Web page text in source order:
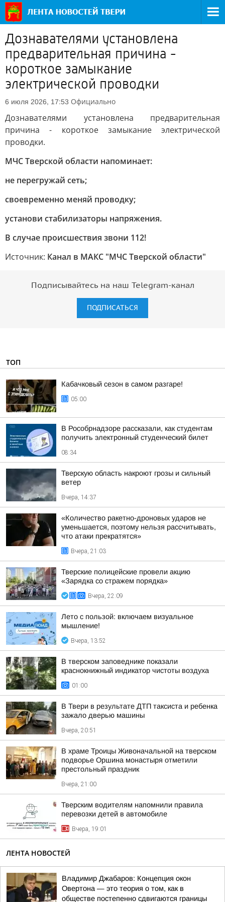
Дознавателями установлена
предварительная причина -
короткое замыкание
электрической проводки
6 июля 2026, 17:53 Официально
Дознавателями установлена предварительная
причина - короткое замыкание электрической
проводки.
МЧС Тверской области напоминает:
не перегружай сеть;
своевременно меняй проводку;
установи стабилизаторы напряжения.
В случае происшествия звони 112!
Источник: Канал в МАКС "МЧС Тверской области"
Подписывайтесь на наш Telegram-канал
ПОДПИСАТЬСЯ
ТОП
Кабачковый сезон в самом разгаре!
05:00
В Рособрнадзоре рассказали, как студентам
получить электронный студенческий билет
08:34
Тверскую область накроют грозы и сильный
ветер
Вчера, 14:37
«Количество ракетно-дроновых ударов не
уменьшается, поэтому нельзя рассчитывать,
что атаки прекратятся»
Вчера, 21:03
Тверские полицейские провели акцию
«Зарядка со стражем порядка»
Вчера, 22:09
Лето с пользой: включаем визуальное
мышление!
Вчера, 13:52
В тверском заповеднике показали
краснокнижный индикатор чистоты воздуха
01:00
В Твери в результате ДТП таксиста и ребенка
зажало дверью машины
Вчера, 20:51
В храме Троицы Живоначальной на тверском
подворье Оршина монастыря отметили
престольный праздник
Вчера, 21:00
Тверским водителям напомнили правила
перевозки детей в автомобиле
Вчера, 19:01
ЛЕНТА НОВОСТЕЙ
Владимир Джабаров: Концепция окон
Овертона — это теория о том, как в
обществе постепенно сдвигаются границы